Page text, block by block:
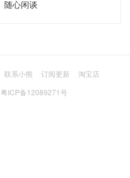
随心闲谈
联系小熊 订阅更新
淘宝店
粤ICP备12089271号